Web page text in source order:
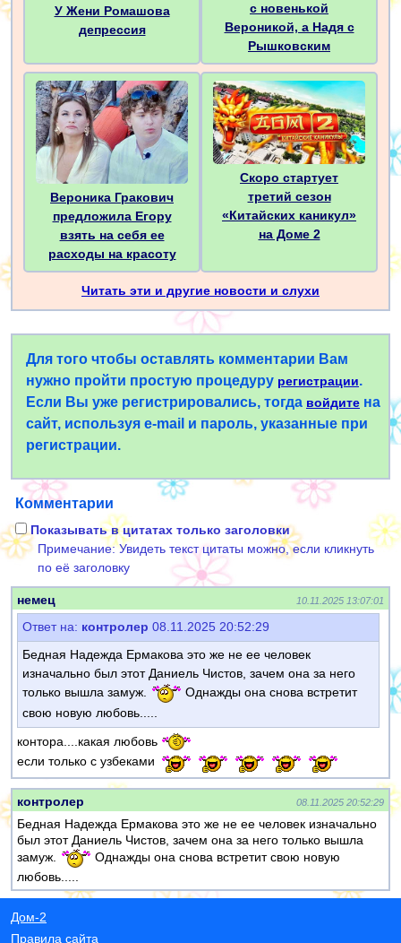
У Жени Ромашова
депрессия
с новенькой
Вероникой, а Надя с
Рышковским
Вероника Гракович
предложила Егору
взять на себя ее
расходы на красоту
Скоро стартует
третий сезон
«Китайских каникул»
на Доме 2
Читать эти и другие новости и слухи
Для того чтобы оставлять комментарии Вам
нужно пройти простую процедуру регистрации.
Если Вы уже регистрировались, тогда войдите на
сайт, используя e-mail и пароль, указанные при
регистрации.
Комментарии
Показывать в цитатах только заголовки
Примечание: Увидеть текст цитаты можно, если кликнуть
по её заголовку
немец 10.11.2025 13:07:01
Ответ на: контролер 08.11.2025 20:52:29
Бедная Надежда Ермакова это же не ее человек
изначально был этот Даниель Чистов, зачем она за него
только вышла замуж.
Однажды она снова встретит
свою новую любовь.....
контора....какая любовь
если только с узбеками
контролер 08.11.2025 20:52:29
Бедная Надежда Ермакова это же не ее человек изначально
был этот Даниель Чистов, зачем она за него только вышла
замуж.
Однажды она снова встретит свою новую
любовь.....
Дом-2
Правила сайта